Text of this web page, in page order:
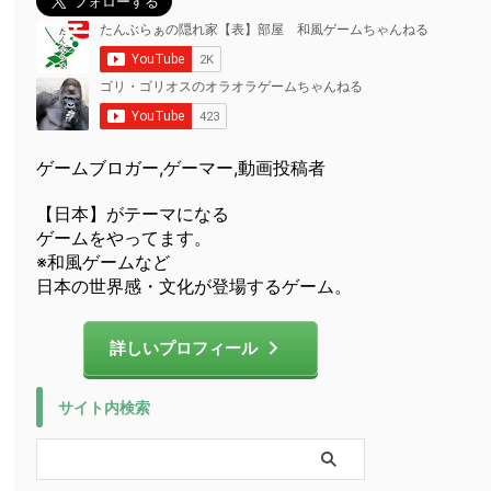
ゲームブロガー,ゲーマー,動画投稿者
【日本】がテーマになる
ゲームをやってます。
※和風ゲームなど
日本の世界感・文化が登場するゲーム。
詳しいプロフィール
サイト内検索